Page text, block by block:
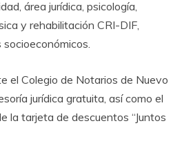
área jurídica, psicología,
y rehabilitación CRI-DIF,
el Colegio de Notarios de Nuevo
jurídica gratuita, así como el
la tarjeta de descuentos “Juntos